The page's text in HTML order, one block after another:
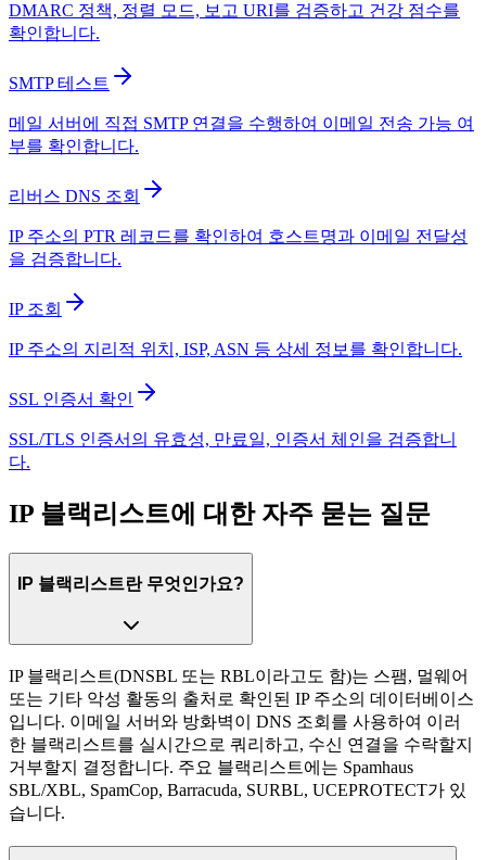
DMARC 정책, 정렬 모드, 보고 URI를 검증하고 건강 점수를
확인합니다.
SMTP 테스트
메일 서버에 직접 SMTP 연결을 수행하여 이메일 전송 가능 여
부를 확인합니다.
리버스 DNS 조회
IP 주소의 PTR 레코드를 확인하여 호스트명과 이메일 전달성
을 검증합니다.
IP 조회
IP 주소의 지리적 위치, ISP, ASN 등 상세 정보를 확인합니다.
SSL 인증서 확인
SSL/TLS 인증서의 유효성, 만료일, 인증서 체인을 검증합니
다.
IP 블랙리스트에 대한 자주 묻는 질문
IP 블랙리스트란 무엇인가요?
IP 블랙리스트(DNSBL 또는 RBL이라고도 함)는 스팸, 멀웨어
또는 기타 악성 활동의 출처로 확인된 IP 주소의 데이터베이스
입니다. 이메일 서버와 방화벽이 DNS 조회를 사용하여 이러
한 블랙리스트를 실시간으로 쿼리하고, 수신 연결을 수락할지
거부할지 결정합니다. 주요 블랙리스트에는 Spamhaus
SBL/XBL, SpamCop, Barracuda, SURBL, UCEPROTECT가 있
습니다.